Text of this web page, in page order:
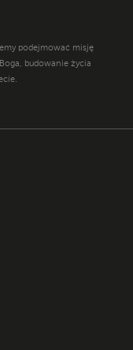
podejmować misję
budowanie życia